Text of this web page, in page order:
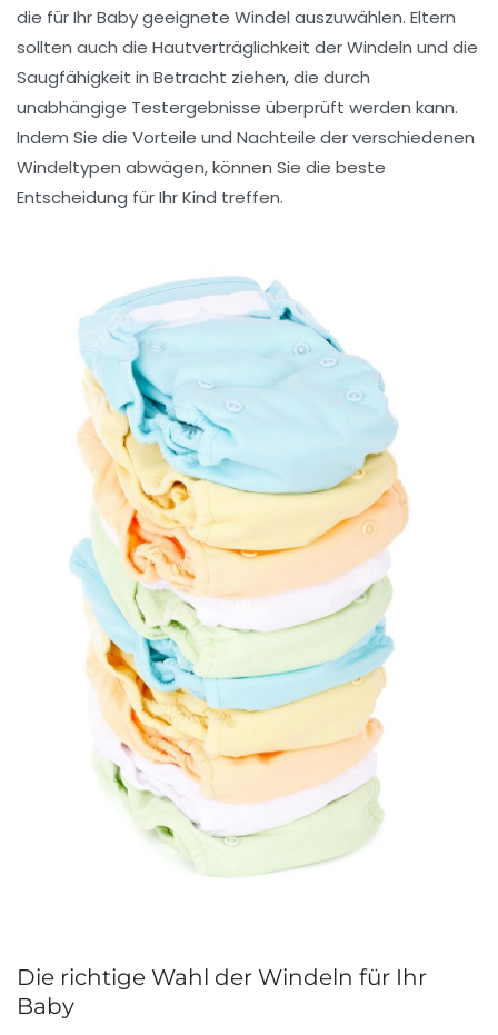
die für Ihr Baby geeignete Windel auszuwählen. Eltern
sollten auch die Hautverträglichkeit der Windeln und die
Saugfähigkeit in Betracht ziehen, die durch
unabhängige Testergebnisse überprüft werden kann.
Indem Sie die Vorteile und Nachteile der verschiedenen
Windeltypen abwägen, können Sie die beste
Entscheidung für Ihr Kind treffen.
Die richtige Wahl der Windeln für Ihr
Baby